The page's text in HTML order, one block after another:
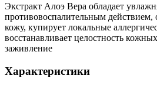
Экстракт Алоэ Вера обладает
противовоспалительным действием,
кожу, купирует локальные
восстанавливает целостность
заживление
Характеристики